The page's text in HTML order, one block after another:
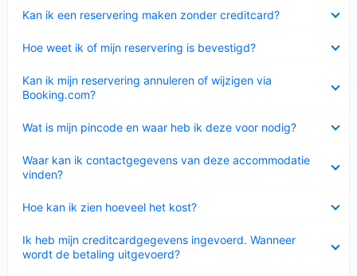
Kan ik een reservering maken zonder creditcard?
Hoe weet ik of mijn reservering is bevestigd?
Kan ik mijn reservering annuleren of wijzigen via
Booking.com?
Wat is mijn pincode en waar heb ik deze voor nodig?
Waar kan ik contactgegevens van deze accommodatie
vinden?
Hoe kan ik zien hoeveel het kost?
Ik heb mijn creditcardgegevens ingevoerd. Wanneer
wordt de betaling uitgevoerd?